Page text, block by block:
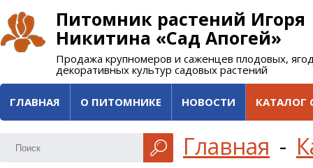
Питомник растений Игоря
Никитина «Сад Апогей»
Продажа крупномеров и саженцев плодовых,
декоративных культур садовых растений
ГЛАВНАЯ О ПИТОМНИКЕ НОВОСТИ КАТАЛОГ
Главная -